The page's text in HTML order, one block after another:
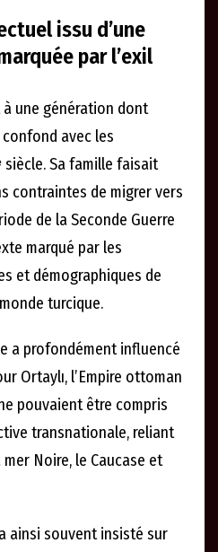
issu d’une
par l’exil
une génération dont
avec les
siècle. Sa famille faisait
contraintes de migrer vers
de la Seconde Guerre
marqué par les
et démographiques de
turcique.
a profondément influencé
Ortaylı, l’Empire ottoman
pouvaient être compris
transnationale, reliant
mer Noire, le Caucase et
ainsi souvent insisté sur